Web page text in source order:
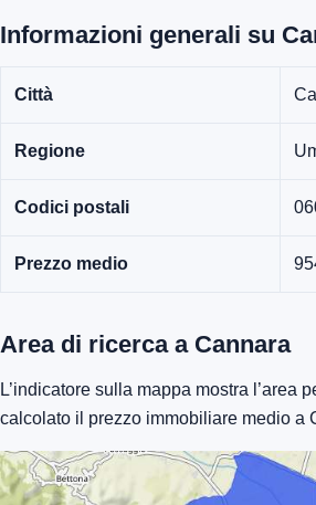
Informazioni generali su
Città
Regione
Codici postali
Prezzo medio
Area di ricerca a Cannara
L’indicatore sulla mappa mostra l’area
calcolato il prezzo immobiliare medio a